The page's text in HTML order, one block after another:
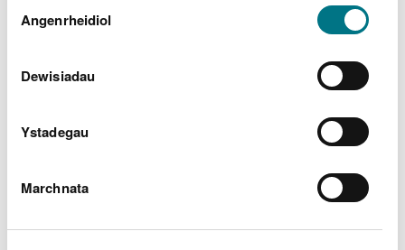
Gellirdarllen mwy am ein cwcis cyn i chi ddewis.
Caniatâd
Angenrheidiol
Dewisiadau
Ystadegau
Marchnata
Rockwool Ltd
Tata Steel UK Limited
Oes rhywbeth o’i le gyda’r dudalen